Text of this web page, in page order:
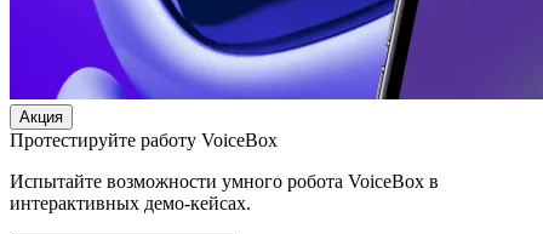
Акция
Протестируйте работу VoiceBox
Испытайте возможности умного робота VoiceBox в
интерактивных демо-кейсах.